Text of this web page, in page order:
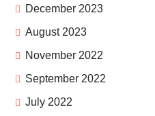
December 2023
August 2023
November 2022
September 2022
July 2022